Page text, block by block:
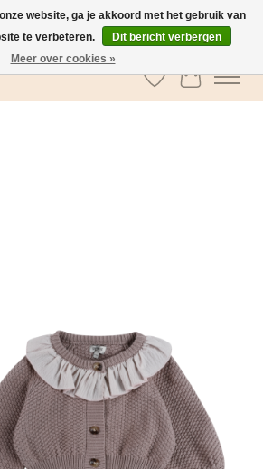
in België
Verlanglijst
website, ga je akkoord met het gebruik van
te verbeteren.
Dit bericht verbergen
Meer over cookies »